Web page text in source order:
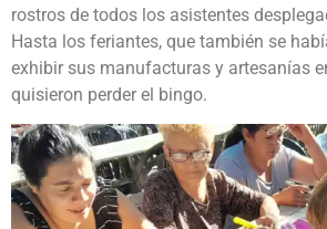
rostros de todos los asistentes
Hasta los feriantes, que también se
exhibir sus manufacturas y artesanías
quisieron perder el bingo.